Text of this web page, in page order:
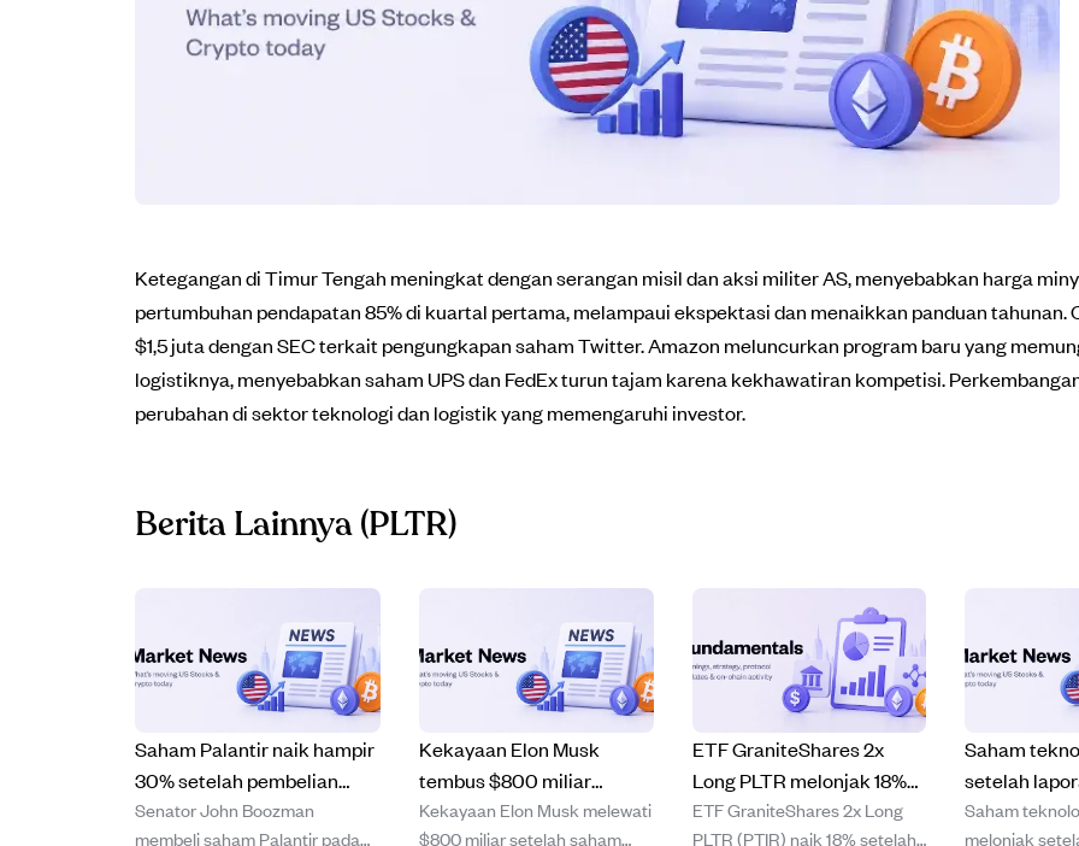
Ketegangan di Timur Tengah meningkat dengan serangan misil dan aksi militer AS, menyebabkan harga
pertumbuhan pendapatan 85% di kuartal pertama, melampaui ekspektasi dan menaikkan panduan tahunan.
$1,5 juta dengan SEC terkait pengungkapan saham Twitter. Amazon meluncurkan program baru yang
logistiknya, menyebabkan saham UPS dan FedEx turun tajam karena kekhawatiran kompetisi.
perubahan di sektor teknologi dan logistik yang memengaruhi investor.
Berita Lainnya(PLTR)
Saham Palantir naik hampir
30% setelah pembelian
pertama Senator Boozman.
Senator John Boozman
membeli saham Palantir pada
Kekayaan Elon Musk
tembus $800 miliar
setelah saham SpaceX
Kekayaan Elon Musk melewati
$800 miliar setelah saham
ETF GraniteShares 2x
Long PLTR melonjak 18%
usai laporan laba Palantir
ETF GraniteShares 2x Long
PLTR (PTIR) naik 18% setelah
Saham
setelah
Juli yang
Saham
melonjak